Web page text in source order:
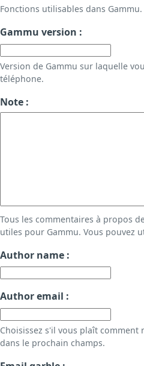
Fonctions utilisables dans Gammu.
Gammu version :
Version de Gammu sur laquelle
téléphone.
Note :
Tous les commentaires à propos
utiles pour Gammu. Vous pouvez
Author name :
Author email :
Choisissez s'il vous plaît comment
dans le prochain champs.